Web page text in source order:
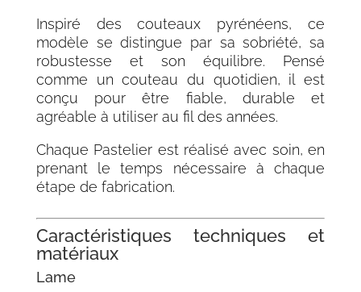
Inspiré des couteaux pyrénéens, ce
modèle se distingue par sa sobriété, sa
robustesse et son équilibre. Pensé
comme un couteau du quotidien, il est
conçu pour être fiable, durable et
agréable à utiliser au fil des années.
Chaque Pastelier est réalisé avec soin, en
prenant le temps nécessaire à chaque
étape de fabrication.
Caractéristiques techniques et
matériaux
Lame